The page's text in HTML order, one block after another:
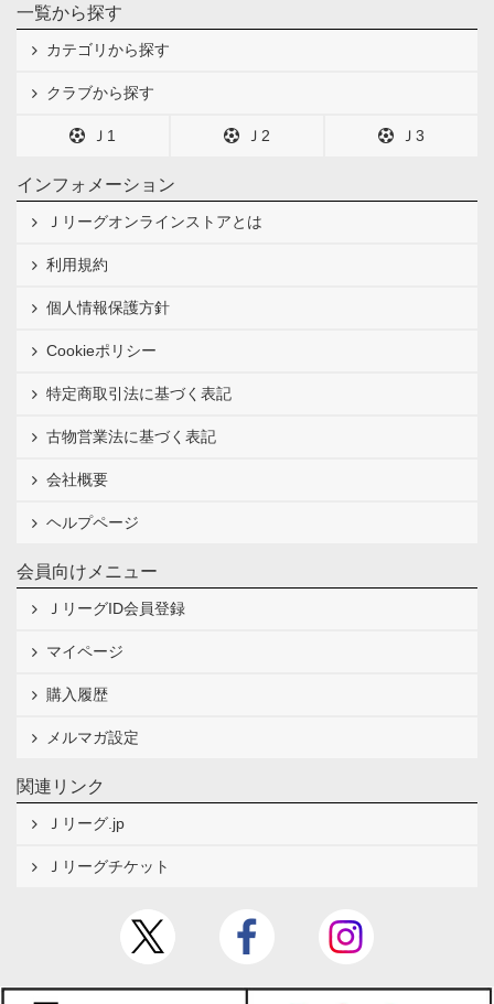
一覧から探す
カテゴリから探す
クラブから探す
Ｊ1 Ｊ2 Ｊ3
インフォメーション
Ｊリーグオンラインストアとは
利用規約
個人情報保護方針
Cookieポリシー
特定商取引法に基づく表記
古物営業法に基づく表記
会社概要
ヘルプページ
会員向けメニュー
ＪリーグID会員登録
マイページ
購入履歴
メルマガ設定
関連リンク
Ｊリーグ.jp
Ｊリーグチケット